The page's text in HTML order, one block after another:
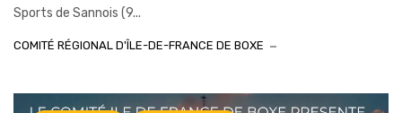
Sports de Sannois (9...
COMITÉ RÉGIONAL D'ÎLE-DE-FRANCE DE BOXE